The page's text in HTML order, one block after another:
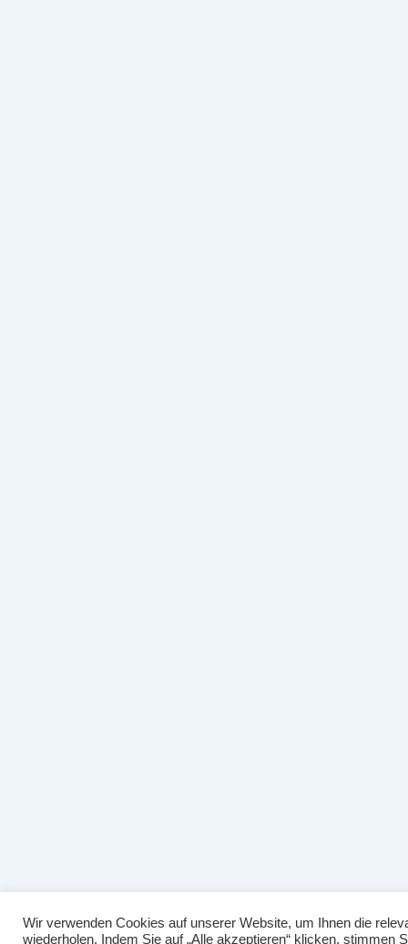
Wir verwenden Cookies auf unserer Website, um Ihnen die
wiederholen. Indem Sie auf „Alle akzeptieren“ klicken,